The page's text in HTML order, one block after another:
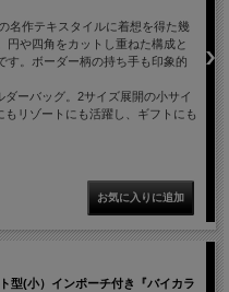
名作テキスタイルに着想を得た幾
円や四角をカットし重ねた構成と
す。ボーダー柄の持ち手も印象的
ーバッグ。2サイズ展開の小サイ
リゾートにも活躍し、ギフトにも
型(小）インポーチ付き『バイカラ